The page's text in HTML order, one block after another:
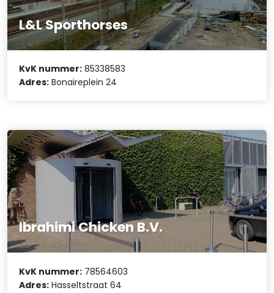
L&L Sporthorses
KvK nummer: 85338583
Adres: Bonaireplein 24
Ibrahimi Chicken B.V.
KvK nummer: 78564603
Adres: Hasseltstraat 64